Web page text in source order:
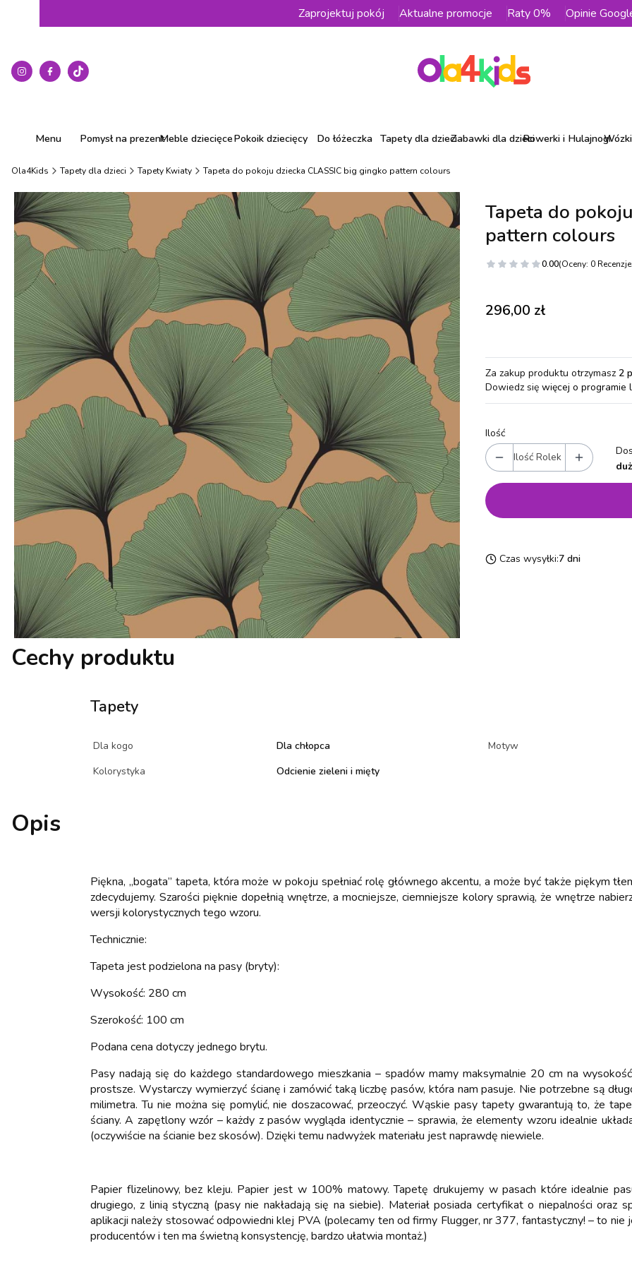
Zaprojektuj pokój Aktualne promocje Raty 0% Opinie
Menu Pomysł na prezentMeble dziecięcePokoik dziecięcy Do łóżeczka Tapety dla dzieciZabawki dla dzieciRowerki i Hulajnogi
Ola4Kids Tapety dla dzieci Tapety Kwiaty Tapeta do pokoju dziecka CLASSIC big gingko pattern colours
Tapeta do
pattern colours
0.00(Oceny: 0
Cena
296,00 zł
Za zakup produktu otrzymasz 2
Dowiedz się więcej o programie
Ilość
Ilość Rolek
Czas wysyłki:7 dni
Cechy produktu
Tapety
Dla kogo Dla chłopca
Motyw
Kolorystyka
Odcienie zieleni i mięty
Opis
Piękna, „bogata” tapeta, która może w pokoju spełniać rolę głównego akcentu, a może być także piękym
zdecydujemy. Szarości pięknie dopełnią wnętrze, a mocniejsze, ciemniejsze kolory sprawią, że wnętrze
wersji kolorystycznych tego wzoru.
Technicznie:
Tapeta jest podzielona na pasy (bryty):
Wysokość: 280 cm
Szerokość: 100 cm
Podana cena dotyczy jednego brytu.
Pasy nadają się do każdego standardowego mieszkania – spadów mamy maksymalnie 20 cm na
prostsze. Wystarczy wymierzyć ścianę i zamówić taką liczbę pasów, która nam pasuje. Nie potrzebne są
milimetra. Tu nie można się pomylić, nie doszacować, przeoczyć. Wąskie pasy tapety gwarantują to, że
ściany. A zapętlony wzór – każdy z pasów wygląda identycznie – sprawia, że elementy wzoru idealnie
(oczywiście na ścianie bez skosów). Dzięki temu nadwyżek materiału jest naprawdę niewiele.
Papier flizelinowy, bez kleju. Papier jest w 100% matowy. Tapetę drukujemy w pasach które idealnie
drugiego, z linią styczną (pasy nie nakładają się na siebie). Materiał posiada certyfikat o niepalności oraz
aplikacji należy stosować odpowiedni klej PVA (polecamy ten od firmy Flugger, nr 377, fantastyczny! – to
producentów i ten ma świetną konsystencję, bardzo ułatwia montaż.)